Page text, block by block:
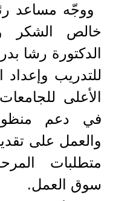
ووجّه مساعد
خالص الشكر
الدكتورة رشا
للتدريب وإعداد
الأعلى
في دعم
والعمل على
متطلبات
سوق العمل.